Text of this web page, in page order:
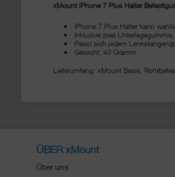
xMount iPhone 7 Plus Halter
iPhone 7 Plus Halter kann
Inklusive zwei Unterlegegummis
Passt sich jedem
Gewicht: 43 Gramm.
Lieferumfang: xMount Basis,
ÜBER xMount
Über uns